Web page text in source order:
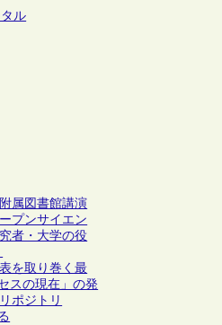
ル
属図書館講演
プンサイエン
者・大学の役
を取り巻く最
スの現在」の発
ポジトリ